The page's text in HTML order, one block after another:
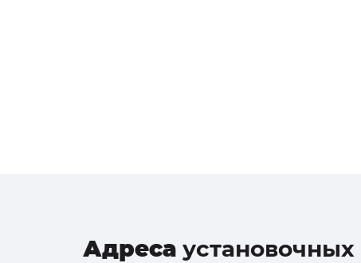
Адреса установочных